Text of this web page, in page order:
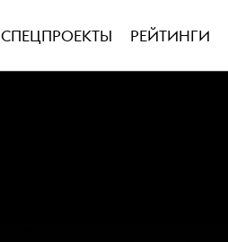
СПЕЦПРОЕКТЫ РЕЙТИНГИ